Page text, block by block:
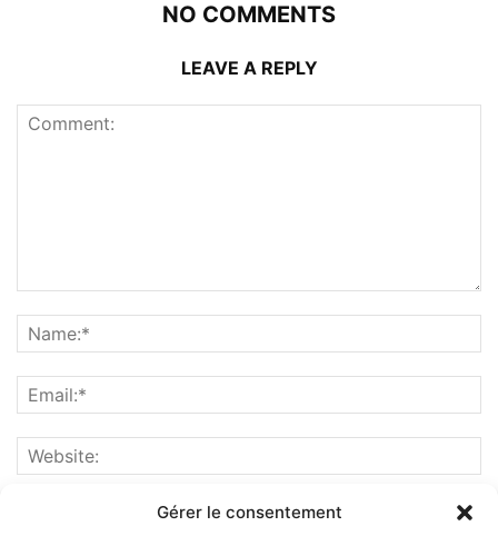
Gérer le consentement
NO COMMENTS
LEAVE A REPLY